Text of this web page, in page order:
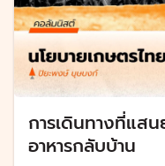
การเดินทางที่แส
อาหารกลับบ้าน